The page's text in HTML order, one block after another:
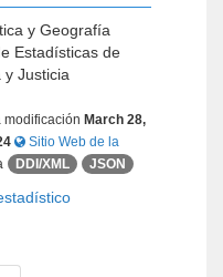
y Geografía
Estadísticas de
y Justicia
modificación March 28,
Sitio Web de la
DDI/XML JSON